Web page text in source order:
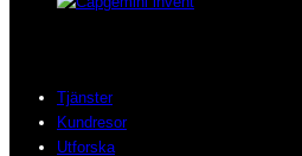
Tjänster
Kundresor
Utforska